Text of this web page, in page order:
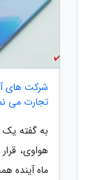
شرکت های
تجارت می
به گفته
هواوی،
ماه آینده